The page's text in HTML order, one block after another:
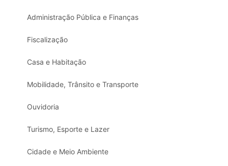
Administração Pública e Finanças
Fiscalização
Casa e Habitação
Mobilidade, Trânsito e Transporte
Ouvidoria
Turismo, Esporte e Lazer
Cidade e Meio Ambiente